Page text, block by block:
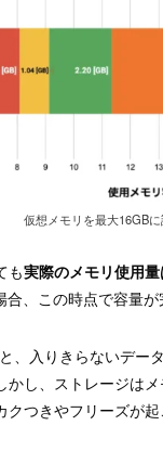
仮想メモリを最大16GB
も実際のメモリ使用量
、この時点で容量が
、入りきらないデー
かし、ストレージは
つきやフリーズが起